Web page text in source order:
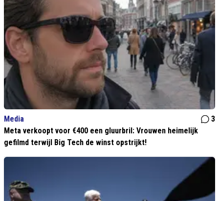
Media
3
Meta verkoopt voor €400 een gluurbril: Vrouwen heimelijk
gefilmd terwijl Big Tech de winst opstrijkt!